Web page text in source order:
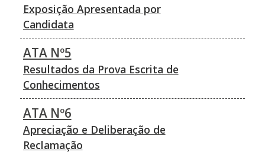
Exposição Apresentada por
Candidata
ATA Nº5
Resultados da Prova Escrita de
Conhecimentos
ATA Nº6
Apreciação e Deliberação de
Reclamação